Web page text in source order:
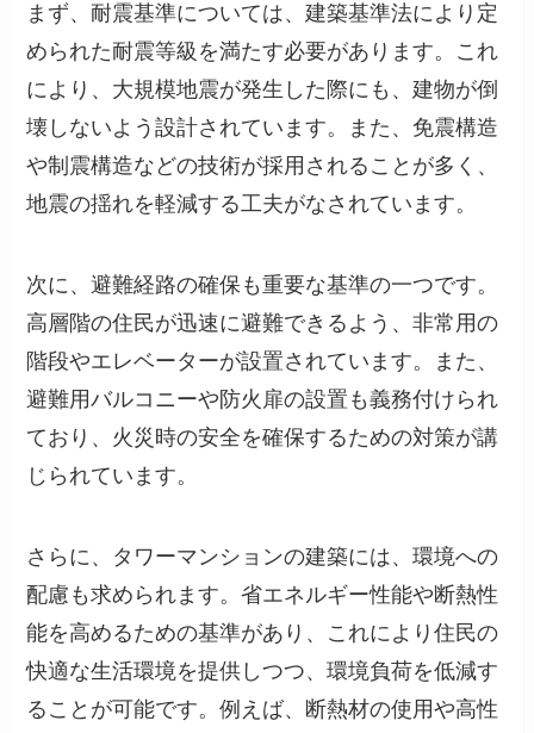
まず、耐震基準については、建築基準法により定
められた耐震等級を満たす必要があります。これ
により、大規模地震が発生した際にも、建物が倒
壊しないよう設計されています。また、免震構造
や制震構造などの技術が採用されることが多く、
地震の揺れを軽減する工夫がなされています。
次に、避難経路の確保も重要な基準の一つです。
高層階の住民が迅速に避難できるよう、非常用の
階段やエレベーターが設置されています。また、
避難用バルコニーや防火扉の設置も義務付けられ
ており、火災時の安全を確保するための対策が講
じられています。
さらに、タワーマンションの建築には、環境への
配慮も求められます。省エネルギー性能や断熱性
能を高めるための基準があり、これにより住民の
快適な生活環境を提供しつつ、環境負荷を低減す
ることが可能です。例えば、断熱材の使用や高性